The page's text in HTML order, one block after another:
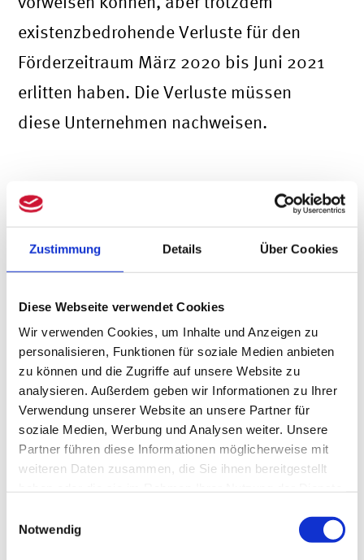
Zustimmung Details Über Cookies
Diese Webseite verwendet Cookies
Wir verwenden Cookies, um Inhalte und Anzeigen zu
personalisieren, Funktionen für soziale Medien anbieten
zu können und die Zugriffe auf unsere Website zu
analysieren. Außerdem geben wir Informationen zu Ihrer
Verwendung unserer Website an unsere Partner für
soziale Medien, Werbung und Analysen weiter. Unsere
Partner führen diese Informationen möglicherweise mit
weiteren Daten zusammen, die Sie ihnen bereitgestellt
Notwendig
existenzbedrohende Verluste für den
Förderzeitraum März 2020 bis Juni 2021
erlitten haben. Die Verluste müssen
diese Unternehmen nachweisen.
Diesen Förderhöchstbetrag können
Unternehmen beantragen
Als Förderhöchstbetrag ist ein
Maximalbetrag von 100.000 Euro
vorgesehen. Gegebenenfalls können
Unternehmer:innen einzelfallabhängig
höhere Hilfen beantragen.
Doppelförderungen mit anderen Corona-
Hilfsprogrammen des Bundes oder der
Länder werden ausgeschlossen sein.
wird sich an den förderfähigen